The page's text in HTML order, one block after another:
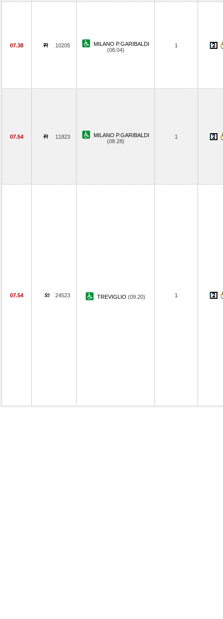
07.38 10205
MILANO P.GARIBALDI
(08.04)
1
07.54 11823
MILANO P.GARIBALDI
(08.28)
1
07.54 24523 TREVIGLIO (09.20) 1